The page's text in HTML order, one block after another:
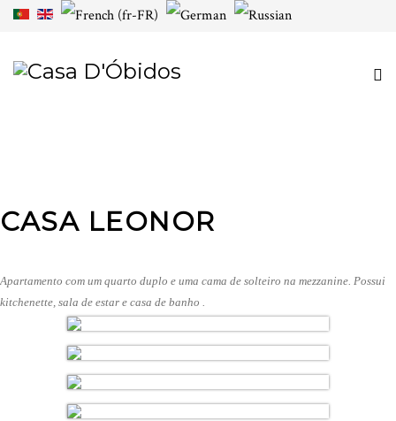
CASA LEONOR
Apartamento com um quarto duplo e uma cama de solteiro na mezzanine. Possui
kitchenette, sala de estar e casa de banho .